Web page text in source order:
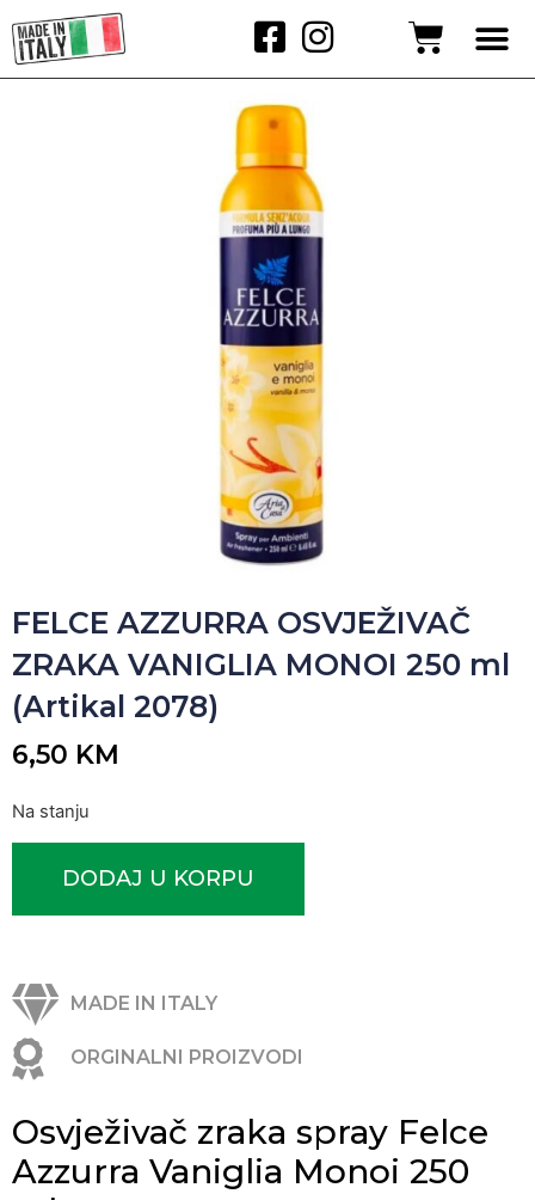
FELCE AZZURRA OSVJEŽIVAČ
ZRAKA VANIGLIA MONOI 250 ml
(Artikal 2078)
6,50 KM
Na stanju
DODAJ U KORPU
MADE IN ITALY
ORGINALNI PROIZVODI
Osvježivač zraka spray Felce
Azzurra Vaniglia Monoi 250